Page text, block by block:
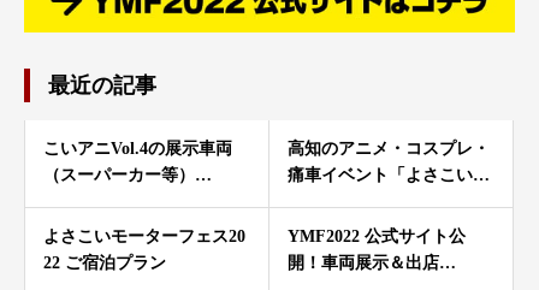
最近の記事
こいアニVol.4の展示車両
（スーパーカー等）…
高知のアニメ・コスプレ・
痛車イベント「よさこい…
よさこいモーターフェス20
22 ご宿泊プラン
YMF2022 公式サイト公
開！車両展示＆出店…